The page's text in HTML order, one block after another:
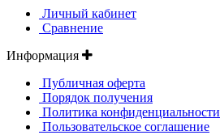
Личный кабинет
Сравнение
Информация
Публичная оферта
Порядок получения
Политика конфиденциальности
Пользовательское соглашение